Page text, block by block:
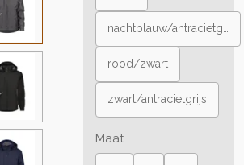
nachtblauw/antracietgrijs
rood/zwart
zwart/antracietgrijs
Maat